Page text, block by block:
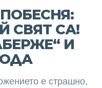
СВЯТ СА!
И
е страшно,